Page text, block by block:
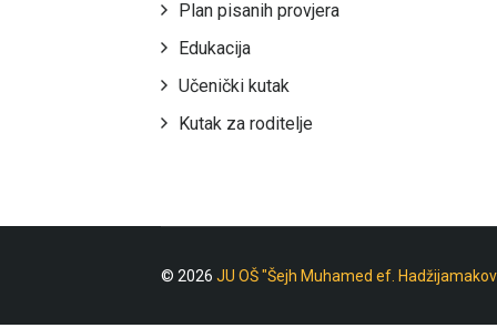
Plan pisanih provjera
Edukacija
Učenički kutak
Kutak za roditelje
© 2026 JU OŠ "Šejh Muhamed ef.